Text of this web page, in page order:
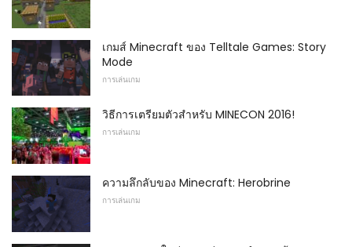
เกมส์ Minecraft ของ Telltale Games: Story
Mode
การเล่นเกม
วิธีการเตรียมตัวสำหรับ MINECON 2016!
การเล่นเกม
ความลึกลับของ Minecraft: Herobrine
การเล่นเกม